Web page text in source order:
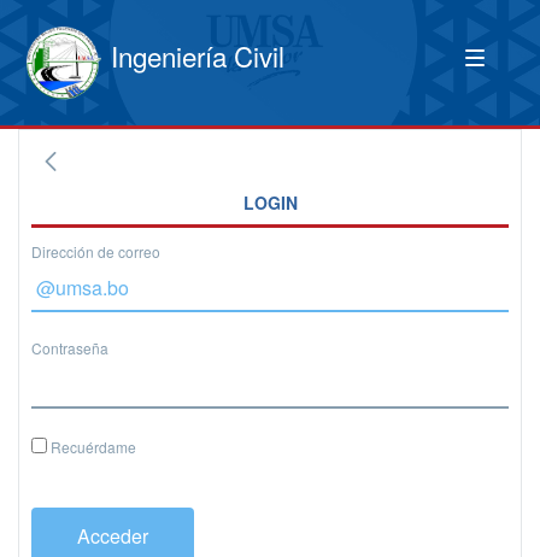
Ingeniería Civil
LOGIN
Dirección de correo
Contraseña
Recuérdame
Acceder